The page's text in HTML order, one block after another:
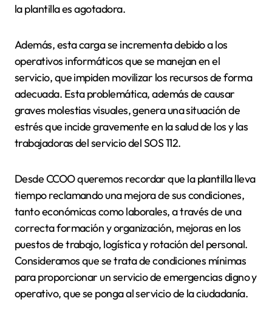
la plantilla es agotadora.
Además, esta carga se incrementa debido a los
operativos informáticos que se manejan en el
servicio, que impiden movilizar los recursos de forma
adecuada. Esta problemática, además de causar
graves molestias visuales, genera una situación de
estrés que incide gravemente en la salud de los y las
trabajadoras del servicio del SOS 112.
Desde CCOO queremos recordar que la plantilla lleva
tiempo reclamando una mejora de sus condiciones,
tanto económicas como laborales, a través de una
correcta formación y organización, mejoras en los
puestos de trabajo, logística y rotación del personal.
Consideramos que se trata de condiciones mínimas
para proporcionar un servicio de emergencias digno y
operativo, que se ponga al servicio de la ciudadanía.